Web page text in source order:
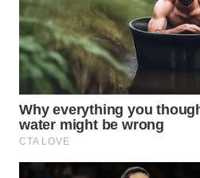
WN
SAMOSIR
WN
PADANG
LAWAS
SUMEDANG